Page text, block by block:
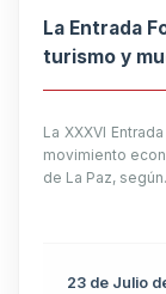
La Entrada
turismo y
La XXXVI
movimiento
de La Paz,
23 de Julio